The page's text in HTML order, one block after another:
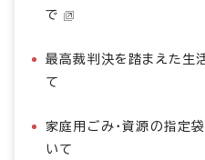
で
最高裁判決を踏まえた生
て
家庭用ごみ・資源の指定
いて